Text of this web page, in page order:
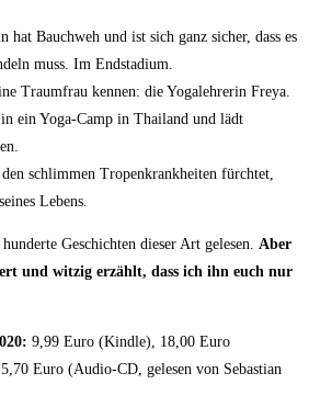
hat Bauchweh und ist sich ganz sicher, dass es
muss. Im Endstadium.
Traumfrau kennen: die Yogalehrerin Freya.
ein Yoga-Camp in Thailand und lädt
schlimmen Tropenkrankheiten fürchtet,
Lebens.
Geschichten dieser Art gelesen. Aber
und witzig erzählt, dass ich ihn euch nur
9,99 Euro (Kindle), 18,00 Euro
Euro (Audio-CD, gelesen von Sebastian